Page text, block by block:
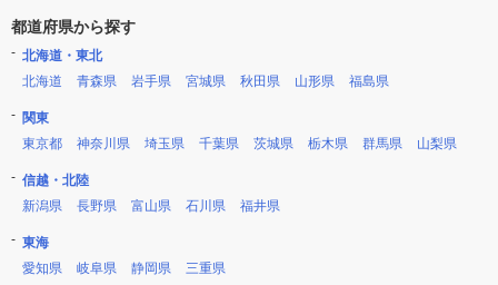
都道府県から探す
北海道・東北
北海道
青森県 岩手県 宮城県 秋田県 山形県 福島県
関東
東京都
神奈川県 埼玉県 千葉県 茨城県 栃木県 群馬県 山梨県
信越・北陸
新潟県
長野県 富山県 石川県 福井県
東海
愛知県
岐阜県 静岡県 三重県